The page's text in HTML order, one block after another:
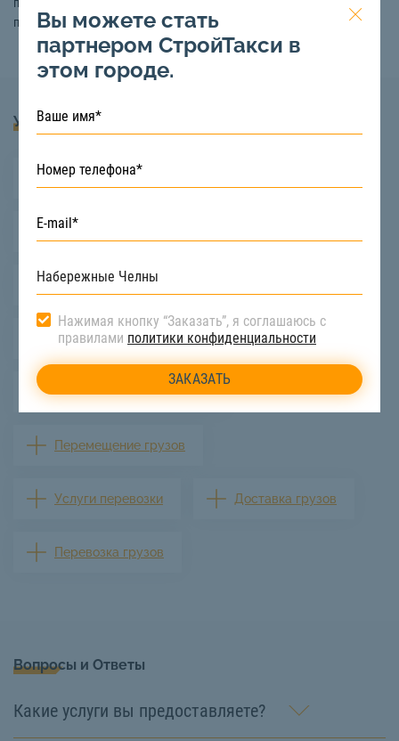
перевозки грузов длиной до 6 метров в Набережных Челнах и
пригороде. Подробная консультация по телефону:
8 (800) 222-90-66
Услуги
Длинномерные перевозки
Перевозка стройматериалов
Перевозка станков
Перевозка оборудования
Тяжеловесные перевозки
Перемещение грузов
Услуги перевозки Доставка грузов
Перевозка грузов
Вопросы и Ответы
Какие услуги вы предоставляете?
Вы можете стать
партнером СтройТакси в
этом городе.
Нажимая кнопку “Заказать”, я соглашаюсь с
правилами политики конфиденциальности